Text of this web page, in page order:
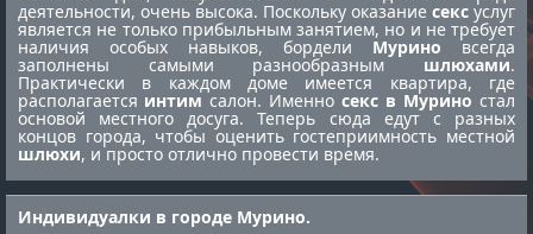
деятельности, очень высока. Поскольку оказание секс услуг
является не только прибыльным занятием, но и не требует
наличия особых навыков, бордели Мурино всегда
заполнены самыми разнообразным шлюхами.
Практически в каждом доме имеется квартира, где
располагается интим салон. Именно секс в Мурино стал
основой местного досуга. Теперь сюда едут с разных
концов города, чтобы оценить гостеприимность местной
шлюхи, и просто отлично провести время.
Индивидуалки в городе Мурино.